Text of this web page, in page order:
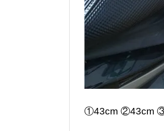
①43cm ②43cm